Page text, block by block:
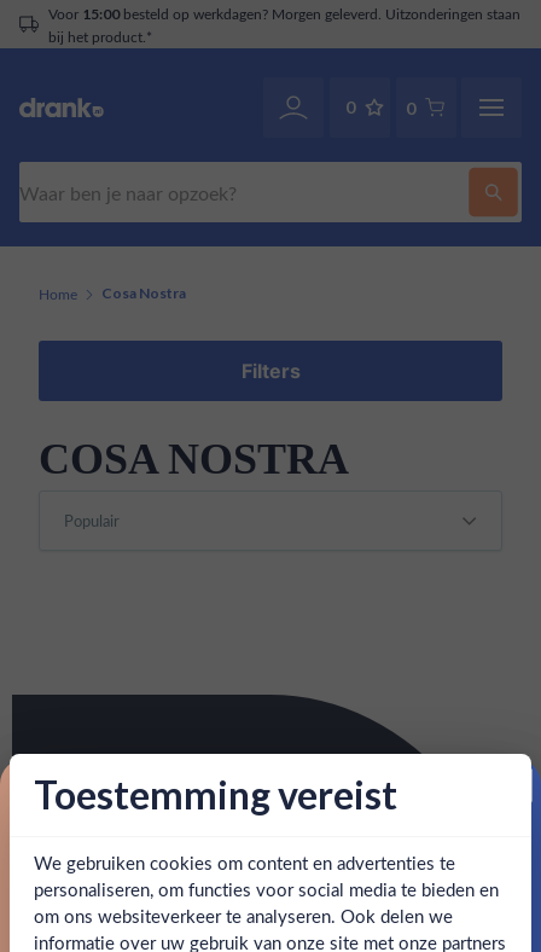
Voor 15:00besteld op werkdagen? Morgen geleverd. Uitzonderingen staan
bij het product.*
0 0
Home Cosa Nostra
Filters
COSA NOSTRA
Toestemming vereist
We gebruiken cookies om content en advertenties te
personaliseren, om functies voor social media te bieden en
om ons websiteverkeer te analyseren. Ook delen we
informatie over uw gebruik van onze site met onze partners
Proost op je eerste korting!
Schrijf je in en ontvang direct 5% korting op je eerste
bestelling.
Email